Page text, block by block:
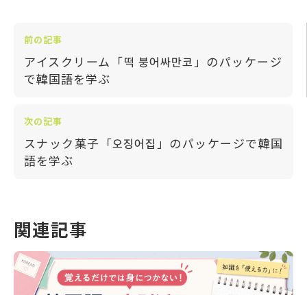
前の記事
アイスクリーム「떡 붕어싸만코」のパッケージ
で韓国語を学ぶ
次の記事
スナック菓子「오징어집」のパッケージで韓国
語を学ぶ
関連記事